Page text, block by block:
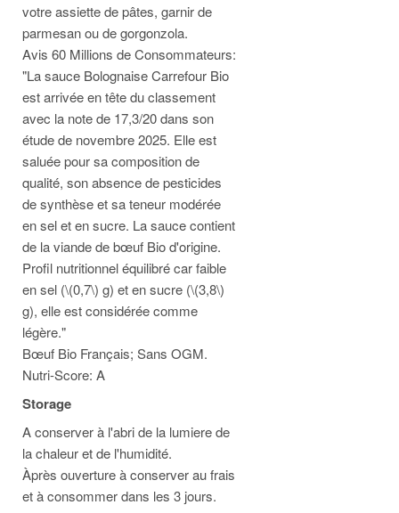
votre assiette de pâtes, garnir de
parmesan ou de gorgonzola.
Avis 60 Millions de Consommateurs:
"La sauce Bolognaise Carrefour Bio
est arrivée en tête du classement
avec la note de 17,3/20 dans son
étude de novembre 2025. Elle est
saluée pour sa composition de
qualité, son absence de pesticides
de synthèse et sa teneur modérée
en sel et en sucre. La sauce contient
de la viande de bœuf Bio d'origine.
Profil nutritionnel équilibré car faible
en sel (\(0,7\) g) et en sucre (\(3,8\)
g), elle est considérée comme
légère."
Bœuf Bio Français; Sans OGM.
Nutri-Score: A
Storage
A conserver à l'abri de la lumiere de
la chaleur et de l'humidité.
Àprès ouverture à conserver au frais
et à consommer dans les 3 jours.